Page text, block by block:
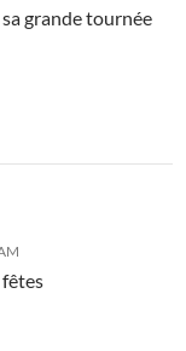
grande tournée